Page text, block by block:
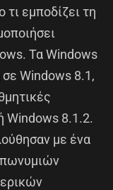
τι εμποδίζει τη
Τα Windows
Windows 8.1,
Windows 8.1.2.
με ένα